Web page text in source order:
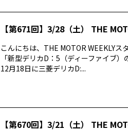
【第671回】3/28（土） THE
こんにちは、THE MOTOR WEEKLY
「新型デリカD：5（ディーファイブ
12月18日に三菱デリカD:...
【第670回】3/21（土） THE